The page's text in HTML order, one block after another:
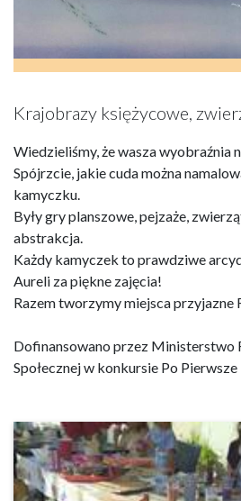
Krajobrazy księżycowe,
Wiedzieliśmy, że wasza wyobraźnia
Spójrzcie, jakie cuda można
kamyczku.
Były gry planszowe, pejzaże,
abstrakcja.
Każdy kamyczek to prawdziwe
Aureli za piękne zajęcia!
Razem tworzymy miejsca przyjazne
Dofinansowano przez Ministerstwo
Społecznej w konkursie Po Pierwsze